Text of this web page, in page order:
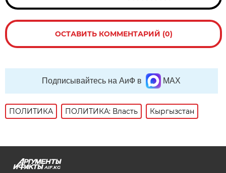
ОСТАВИТЬ КОММЕНТАРИЙ (0)
Подписывайтесь на АиФ в MAX
ПОЛИТИКА ПОЛИТИКА: Власть Кыргызстан
AIF.KG